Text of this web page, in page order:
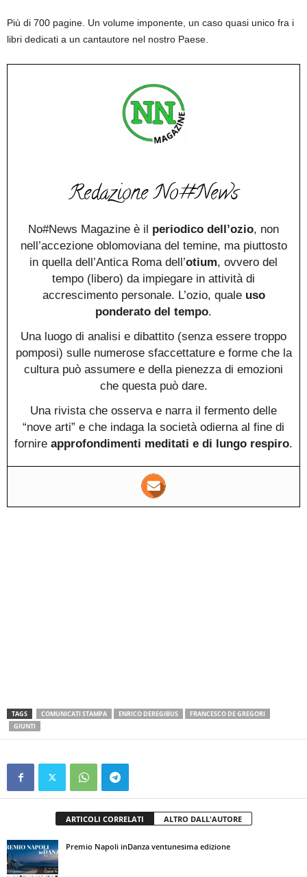
Più di 700 pagine. Un volume imponente, un caso quasi unico fra i
libri dedicati a un cantautore nel nostro Paese.
Redazione No#News
No#News Magazine è il periodico dell’ozio, non
nell’accezione oblomoviana del temine, ma piuttosto
in quella dell’Antica Roma dell’otium, ovvero del
tempo (libero) da impiegare in attività di
accrescimento personale. L’ozio, quale uso
ponderato del tempo.
Una luogo di analisi e dibattito (senza essere troppo
pomposi) sulle numerose sfaccettature e forme che la
cultura può assumere e della pienezza di emozioni
che questa può dare.
Una rivista che osserva e narra il fermento delle
“nove arti” e che indaga la società odierna al fine di
fornire approfondimenti meditati e di lungo respiro.
TAGS COMUNICATI STAMPA ENRICO DEREGIBUS
FRANCESCO DE GREGORI
GIUNTI
ARTICOLI CORRELATI ALTRO DALL'AUTORE
Premio Napoli inDanza ventunesima edizione